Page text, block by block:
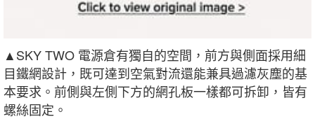
▲SKY TWO 電源倉有獨自的空間，前方與側面採用細
目鐵網設計，既可達到空氣對流還能兼具過濾灰塵的基
本要求。前側與左側下方的網孔板一樣都可拆卸，皆有
螺絲固定。